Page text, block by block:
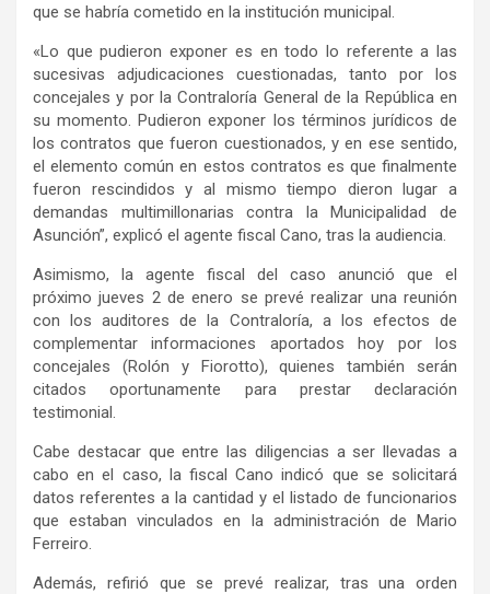
que se habría cometido en la institución municipal.
«Lo que pudieron exponer es en todo lo referente a las
sucesivas adjudicaciones cuestionadas, tanto por los
concejales y por la Contraloría General de la República en
su momento. Pudieron exponer los términos jurídicos de
los contratos que fueron cuestionados, y en ese sentido,
el elemento común en estos contratos es que finalmente
fueron rescindidos y al mismo tiempo dieron lugar a
demandas multimillonarias contra la Municipalidad de
Asunción”, explicó el agente fiscal Cano, tras la audiencia.
Asimismo, la agente fiscal del caso anunció que el
próximo jueves 2 de enero se prevé realizar una reunión
con los auditores de la Contraloría, a los efectos de
complementar informaciones aportados hoy por los
concejales (Rolón y Fiorotto), quienes también serán
citados oportunamente para prestar declaración
testimonial.
Cabe destacar que entre las diligencias a ser llevadas a
cabo en el caso, la fiscal Cano indicó que se solicitará
datos referentes a la cantidad y el listado de funcionarios
que estaban vinculados en la administración de Mario
Ferreiro.
Además, refirió que se prevé realizar, tras una orden